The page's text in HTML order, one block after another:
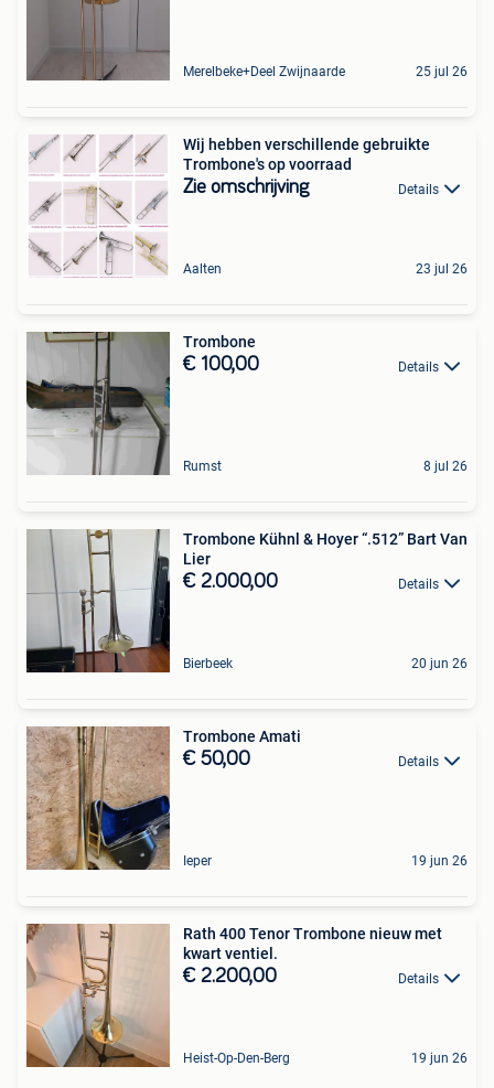
Merelbeke+Deel Zwijnaarde 25 jul 26
Wij hebben verschillende gebruikte
Trombone's op voorraad
Zie omschrijving Details
Aalten 23 jul 26
Trombone
€ 100,00 Details
Rumst 8 jul 26
Trombone Kühnl & Hoyer “.512” Bart Van
Lier
€ 2.000,00 Details
Bierbeek 20 jun 26
Trombone Amati
€ 50,00 Details
Ieper 19 jun 26
Rath 400 Tenor Trombone nieuw met
kwart ventiel.
€ 2.200,00 Details
Heist-Op-Den-Berg 19 jun 26